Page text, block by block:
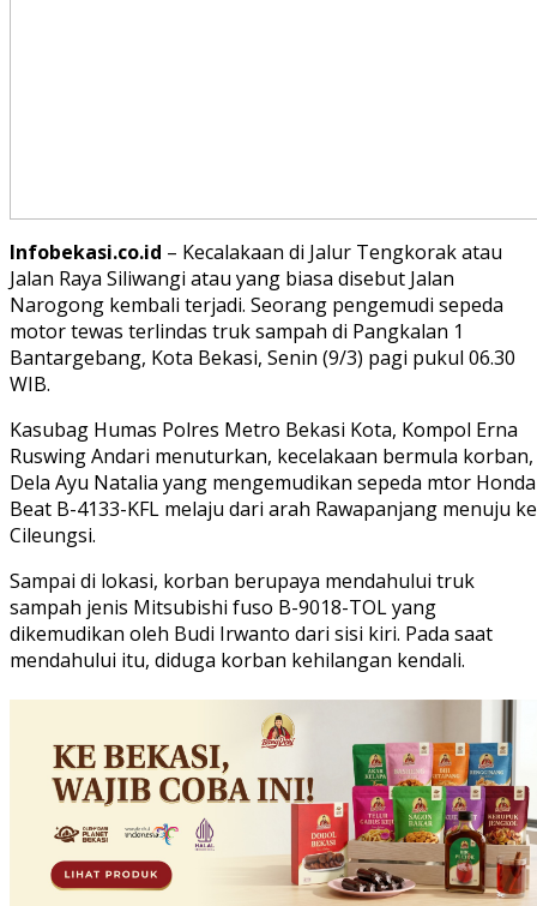
Infobekasi.co.id – Kecalakaan di Jalur Tengkorak atau
Jalan Raya Siliwangi atau yang biasa disebut Jalan
Narogong kembali terjadi. Seorang pengemudi sepeda
motor tewas terlindas truk sampah di Pangkalan 1
Bantargebang, Kota Bekasi, Senin (9/3) pagi pukul 06.30
WIB.
Kasubag Humas Polres Metro Bekasi Kota, Kompol Erna
Ruswing Andari menuturkan, kecelakaan bermula korban,
Dela Ayu Natalia yang mengemudikan sepeda mtor Honda
Beat B-4133-KFL melaju dari arah Rawapanjang menuju ke
Cileungsi.
Sampai di lokasi, korban berupaya mendahului truk
sampah jenis Mitsubishi fuso B-9018-TOL yang
dikemudikan oleh Budi Irwanto dari sisi kiri. Pada saat
mendahului itu, diduga korban kehilangan kendali.